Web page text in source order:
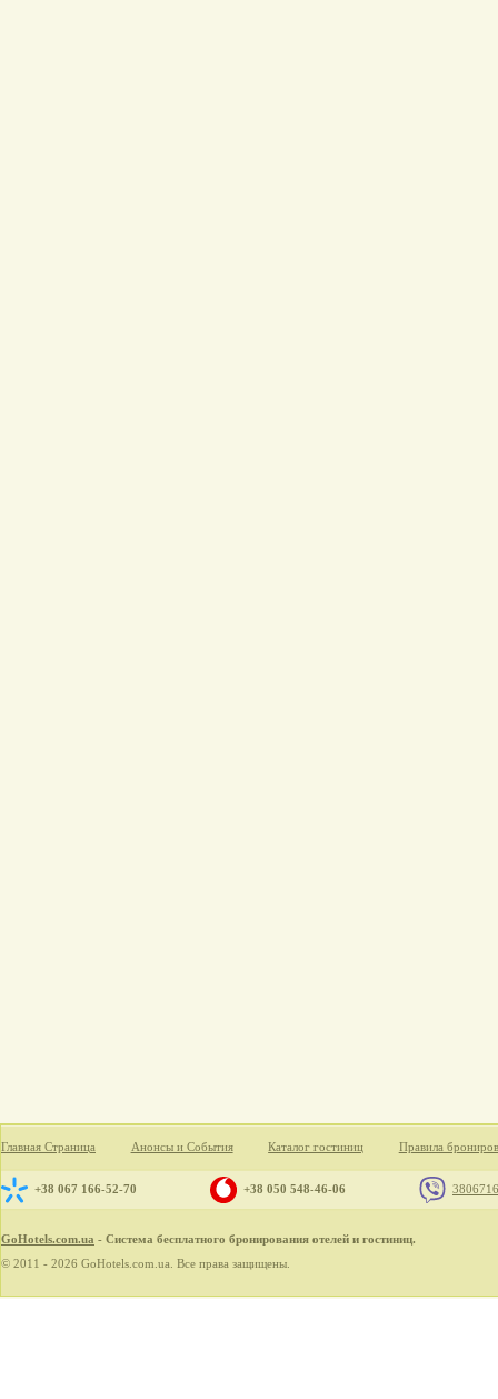
Главная Страница Анонсы и События Каталог гостиниц Правила
+38 067 166-52-70 +38 050 548-46-06
GoHotels.com.ua - Система бесплатного бронирования отелей и гостиниц.
© 2011 - 2026 GoHotels.com.ua. Все права защищены.